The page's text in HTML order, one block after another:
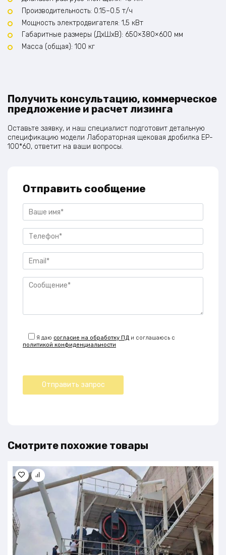
Производительность: 0.15–0.5 т/ч
Мощность электродвигателя: 1,5 кВт
Габаритные размеры (ДхШхВ): 650×380×600 мм
Масса (общая): 100 кг
Получить консультацию, коммерческое
предложение и расчет лизинга
Оставьте заявку, и наш специалист подготовит детальную
спецификацию модели Лабораторная щековая дробилка EP-
100*60, ответит на ваши вопросы.
Отправить сообщение
Я даюсогласие на обработку ПД и соглашаюсь с
политикой конфиденциальности
Смотрите похожие товары